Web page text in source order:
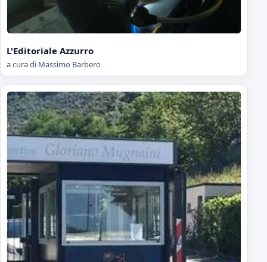
L'Editoriale Azzurro
a cura di Massimo Barbero